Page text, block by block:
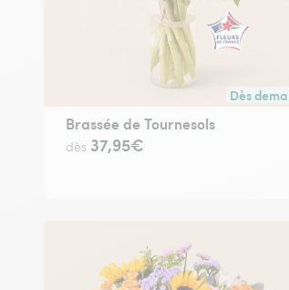
Dès
Livraison
Brassée de Tournesols
dès 37,95€